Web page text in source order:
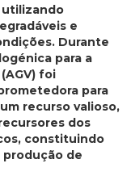
utilizando
e
Durante
para a
foi
para
recurso valioso,
dos
constituindo
produção de